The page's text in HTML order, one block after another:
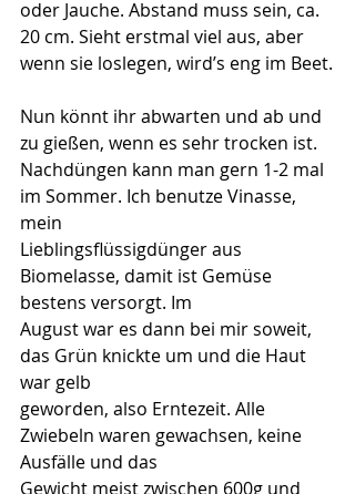
oder Jauche. Abstand muss sein, ca.
20 cm. Sieht erstmal viel aus, aber
wenn sie loslegen, wird’s eng im Beet.
Nun könnt ihr abwarten und ab und
zu gießen, wenn es sehr trocken ist.
Nachdüngen kann man gern 1-2 mal
im Sommer. Ich benutze Vinasse,
mein
Lieblingsflüssigdünger aus
Biomelasse, damit ist Gemüse
bestens versorgt. Im
August war es dann bei mir soweit,
das Grün knickte um und die Haut
war gelb
geworden, also Erntezeit. Alle
Zwiebeln waren gewachsen, keine
Ausfälle und das
Gewicht meist zwischen 600g und